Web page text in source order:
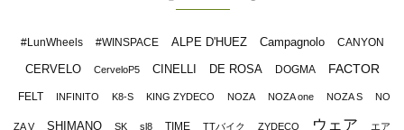
#LunWheels #WINSPACE ALPE D'HUEZ Campagnolo CANYON
CERVELO CerveloP5 CINELLI DE ROSA DOGMA FACTOR
FELT INFINITO K8-S KING ZYDECO NOZA NOZA one NOZA S NO
ZA V SHIMANO SK sl8 TIME TTバイク ZYDECO ウェア エア